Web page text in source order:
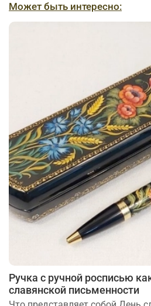
Может быть интересно:
Ручка с ручной росписью
славянской письменности